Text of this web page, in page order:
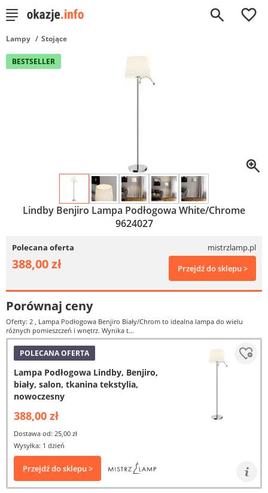
0
Lampy Stojące
BESTSELLER
Lindby Benjiro Lampa Podłogowa White/Chrome
9624027
Polecana oferta mistrzlamp.pl
388,00 zł Przejdź do sklepu >
Porównaj ceny
Oferty: 2 , Lampa Podłogowa Benjiro Biały/Chrom to idealna lampa do wielu
różnych pomieszczeń i wnętrz. Wynika t...
POLECANA OFERTA
Lampa Podłogowa Lindby, Benjiro,
biały, salon, tkanina tekstylia,
nowoczesny
388,00 zł
Dostawa od: 25,00 zł
Wysyłka: 1 dzień
Przejdź do sklepu >